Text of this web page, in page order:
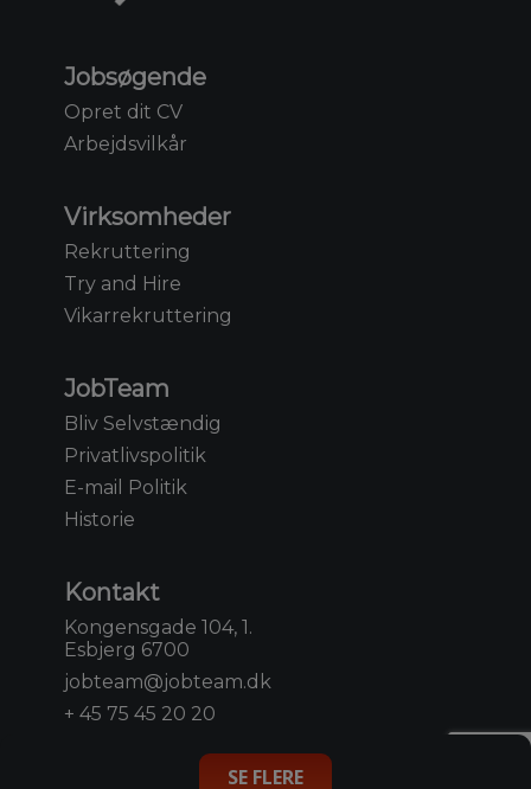
SE FLERE
Jobsøgende
Opret dit CV
Arbejdsvilkår
Virksomheder
Rekruttering
Try and Hire
Vikarrekruttering
JobTeam
Bliv Selvstændig
Privatlivspolitik
E-mail Politik
Historie
Kontakt
Kongensgade 104, 1.
Esbjerg 6700
jobteam@jobteam.dk
+ 45 75 45 20 20